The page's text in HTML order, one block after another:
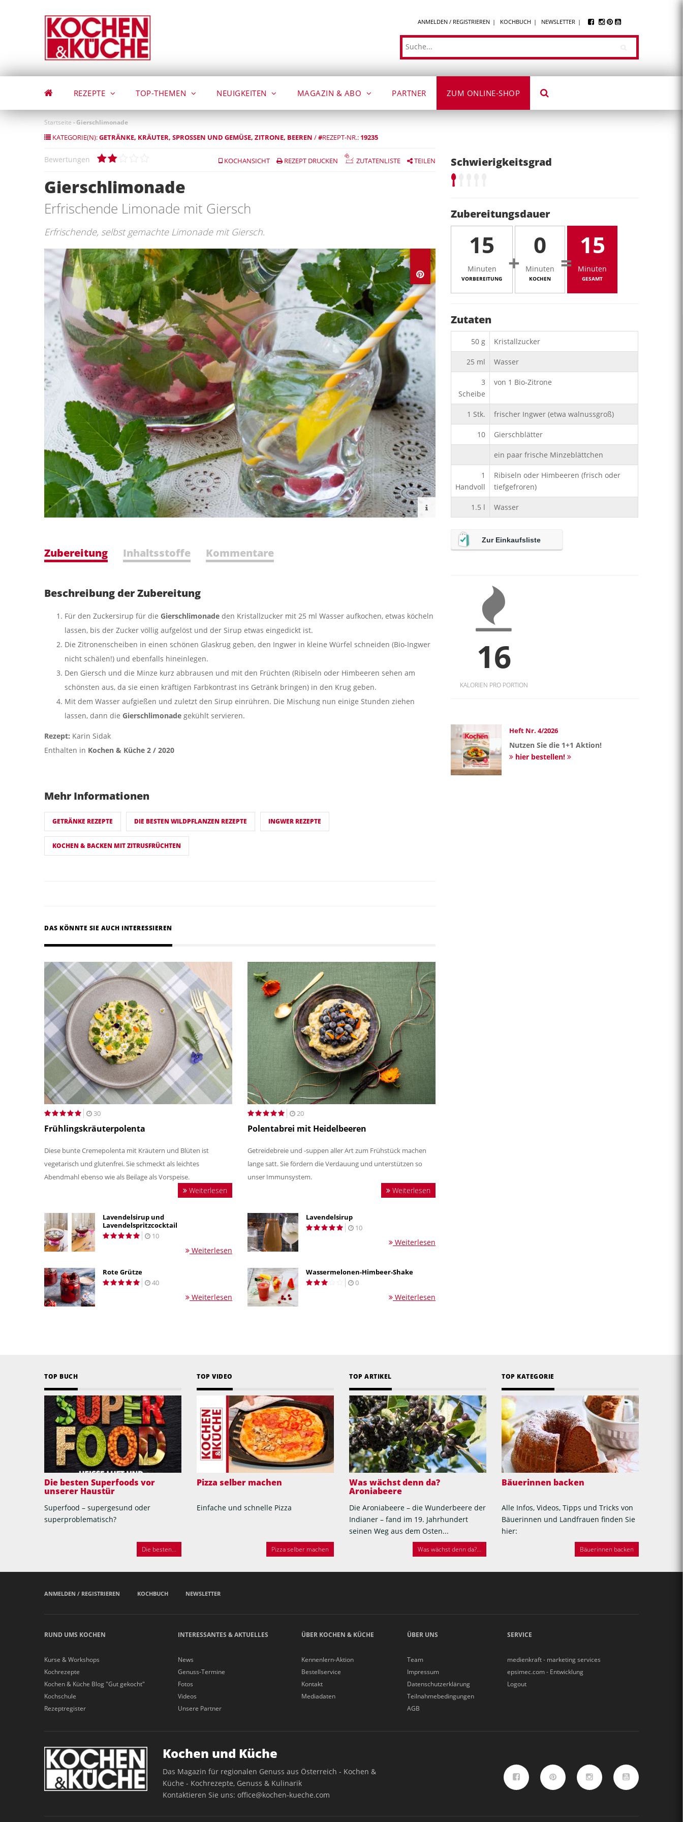
ANMELDEN / REGISTRIEREN KOCHBUCH NEWSLETTER
Suche
REZEPTE TOP-THEMEN NEUIGKEITEN MAGAZIN & ABO PARTNER ZUM ONLINE-SHOP
Startseite -Gierschlimonade
KATEGORIE(N):GETRÄNKE KRÄUTER, SPROSSEN UND GEMÜSE ZITRONE BEEREN /#REZEPT-NR.: 19235
Bewertungen KOCHANSICHT REZEPT DRUCKEN ZUTATENLISTE TEILEN
Gierschlimonade
Erfrischende Limonade mit Giersch
Erfrischende, selbst gemachte Limonade mit Giersch.
Zubereitung Inhaltsstoffe Kommentare
Beschreibung der Zubereitung
Für den Zuckersirup für die Gierschlimonade den Kristallzucker mit 25 ml Wasser aufkochen, etwas köcheln
lassen, bis der Zucker völlig aufgelöst und der Sirup etwas eingedickt ist.
Die Zitronenscheiben in einen schönen Glaskrug geben, den Ingwer in kleine Würfel schneiden (Bio-Ingwer
nicht schälen!) und ebenfalls hineinlegen.
Den Giersch und die Minze kurz abbrausen und mit den Früchten (Ribiseln oder Himbeeren sehen am
schönsten aus, da sie einen kräftigen Farbkontrast ins Getränk bringen) in den Krug geben.
Mit dem Wasser aufgießen und zuletzt den Sirup einrühren. Die Mischung nun einige Stunden ziehen
lassen, dann die Gierschlimonade gekühlt servieren.
Rezept: Karin Sidak
Enthalten in Kochen & Küche 2 / 2020
Mehr Informationen
GETRÄNKE REZEPTE DIE BESTEN WILDPFLANZEN REZEPTE INGWER REZEPTE
KOCHEN & BACKEN MIT ZITRUSFRÜCHTEN
DAS KÖNNTE SIE AUCH INTERESSIEREN
30
Frühlingskräuterpolenta
Diese bunte Cremepolenta mit Kräutern und Blüten ist
vegetarisch und glutenfrei. Sie schmeckt als leichtes
Abendmahl ebenso wie als Beilage als Vorspeise.
Weiterlesen
20
Polentabrei mit Heidelbeeren
Getreidebreie und -suppen aller Art zum Frühstück machen
lange satt. Sie fördern die Verdauung und unterstützen so
unser Immunsystem.
Weiterlesen
Lavendelsirup und
Lavendelspritzcocktail
10
Weiterlesen
Lavendelsirup
10
Weiterlesen
Rote Grütze
40
Weiterlesen
Wassermelonen-Himbeer-Shake
0
Weiterlesen
Schwierigkeitsgrad
Zubereitungsdauer
15
Minuten
VORBEREITUNG
+
0
Minuten
KOCHEN
=
15
Minuten
GESAMT
Zutaten
50 g Kristallzucker
25 ml Wasser
3
Scheibe
von 1 Bio-Zitrone
1 Stk. frischer Ingwer (etwa walnussgroß)
10 Gierschblätter
ein paar frische Minzeblättchen
1
Handvoll
Ribiseln oder Himbeeren (frisch oder
tiefgefroren)
1.5 l Wasser
Zur Einkaufsliste
16
KALORIEN PRO PORTION
Heft Nr. 4/2026
Nutzen Sie die 1+1 Aktion!
hier bestellen!
TOP BUCH
Die besten Superfoods vor
unserer Haustür
Superfood – supergesund oder
superproblematisch?
Die besten...
TOP VIDEO
Pizza selber machen
Einfache und schnelle Pizza
Pizza selber machen
TOP ARTIKEL
Was wächst denn da?
Aroniabeere
Die Aroniabeere – die Wunderbeere der
Indianer – fand im 19. Jahrhundert
seinen Weg aus dem Osten...
Was wächst denn da?...
TOP KATEGORIE
Bäuerinnen backen
Alle Infos, Videos, Tipps und Tricks von
Bäuerinnen und Landfrauen finden Sie
hier:
Bäuerinnen backen
ANMELDEN / REGISTRIEREN KOCHBUCH NEWSLETTER
RUND UMS KOCHEN
Kurse & Workshops
Kochrezepte
Kochen & Küche Blog "Gut gekocht"
Kochschule
Rezeptregister
INTERESSANTES & AKTUELLES
News
Genuss-Termine
Fotos
Videos
Unsere Partner
ÜBER KOCHEN & KÜCHE
Kennenlern-Aktion
Bestellservice
Kontakt
Mediadaten
ÜBER UNS
Team
Impressum
Datenschutzerklärung
Teilnahmebedingungen
AGB
SERVICE
medienkraft - marketing services
epsimec.com - Entwicklung
Logout
Kochen und Küche
Das Magazin für regionalen Genuss aus Österreich - Kochen &
Küche - Kochrezepte, Genuss & Kulinarik
Kontaktieren Sie uns:office@kochen-kueche.com